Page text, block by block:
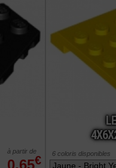
0,65€
à partir de 6 coloris disponibles